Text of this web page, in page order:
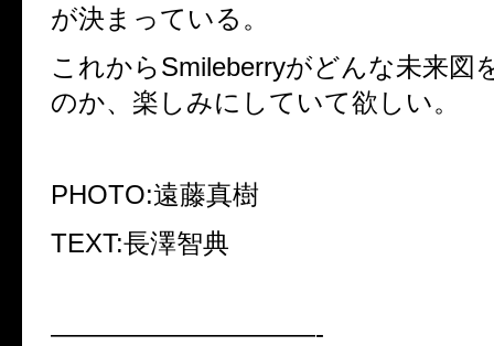
が決まっている。
これからSmileberryがどんな未来図
のか、楽しみにしていて欲しい。
PHOTO:遠藤真樹
TEXT:長澤智典
——————————-